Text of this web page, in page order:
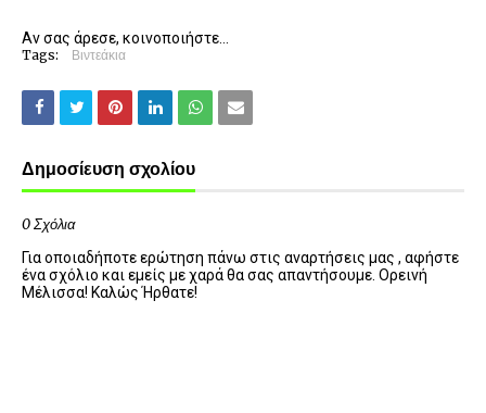
Αν σας άρεσε, κοινοποιήστε...
Tags: Βιντεάκια
Δημοσίευση σχολίου
0 Σχόλια
Για οποιαδήποτε ερώτηση πάνω στις αναρτήσεις μας , αφήστε
ένα σχόλιο και εμείς με χαρά θα σας απαντήσουμε. Ορεινή
Μέλισσα! Καλώς Ήρθατε!